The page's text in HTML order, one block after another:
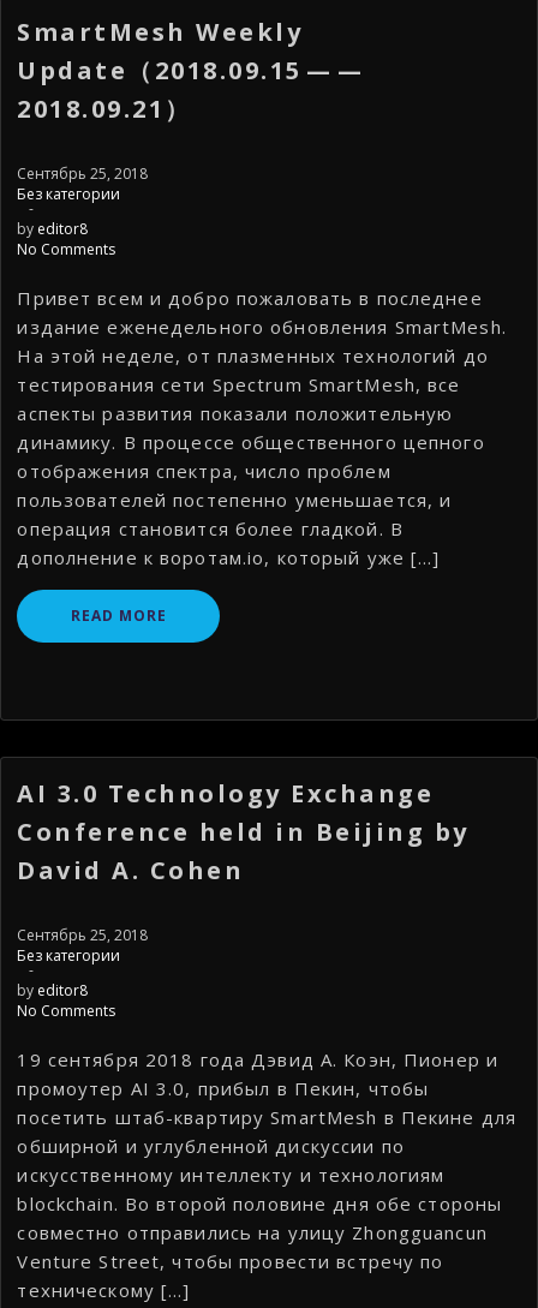
SmartMesh Weekly
Update（2018.09.15 — —
2018.09.21）
Сентябрь 25, 2018
Без категории
-
by editor8
No Comments
Привет всем и добро пожаловать в последнее
издание еженедельного обновления SmartMesh.
На этой неделе, от плазменных технологий до
тестирования сети Spectrum SmartMesh, все
аспекты развития показали положительную
динамику. В процессе общественного цепного
отображения спектра, число проблем
пользователей постепенно уменьшается, и
операция становится более гладкой. В
дополнение к воротам.io, который уже […]
READ MORE
AI 3.0 Technology Exchange
Conference held in Beijing by
David A. Cohen
Сентябрь 25, 2018
Без категории
-
by editor8
No Comments
19 сентября 2018 года Дэвид А. Коэн, Пионер и
промоутер AI 3.0, прибыл в Пекин, чтобы
посетить штаб-квартиру SmartMesh в Пекине для
обширной и углубленной дискуссии по
искусственному интеллекту и технологиям
blockchain. Во второй половине дня обе стороны
совместно отправились на улицу Zhongguancun
Venture Street, чтобы провести встречу по
техническому […]